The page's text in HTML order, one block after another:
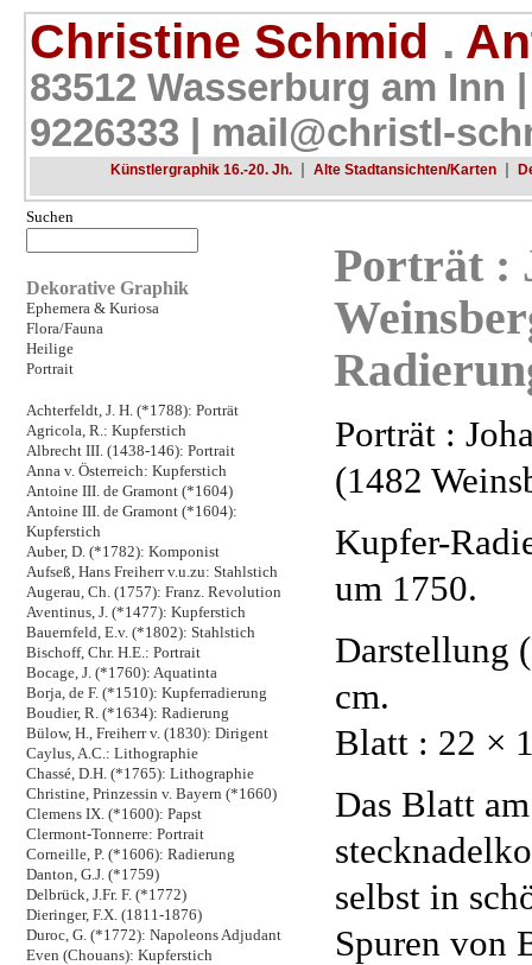
Christine Schmid .
83512 Wasserburg am Inn
9226333 | mail@christl-
Künstlergraphik 16.-20. Jh. | Alte Stadtansichten/Karten |
Suchen
Dekorative Graphik
Ephemera & Kuriosa
Flora/Fauna
Heilige
Portrait
Achterfeldt, J. H. (*1788): Porträt
Agricola, R.: Kupferstich
Albrecht III. (1438-146): Portrait
Anna v. Österreich: Kupferstich
Antoine III. de Gramont (*1604)
Antoine III. de Gramont (*1604):
Kupferstich
Auber, D. (*1782): Komponist
Aufseß, Hans Freiherr v.u.zu: Stahlstich
Augerau, Ch. (1757): Franz. Revolution
Aventinus, J. (*1477): Kupferstich
Bauernfeld, E.v. (*1802): Stahlstich
Bischoff, Chr. H.E.: Portrait
Bocage, J. (*1760): Aquatinta
Borja, de F. (*1510): Kupferradierung
Boudier, R. (*1634): Radierung
Bülow, H., Freiherr v. (1830): Dirigent
Caylus, A.C.: Lithographie
Chassé, D.H. (*1765): Lithographie
Christine, Prinzessin v. Bayern (*1660)
Clemens IX. (*1600): Papst
Clermont-Tonnerre: Portrait
Corneille, P. (*1606): Radierung
Danton, G.J. (*1759)
Delbrück, J.Fr. F. (*1772)
Dieringer, F.X. (1811-1876)
Duroc, G. (*1772): Napoleons Adjudant
Even (Chouans): Kupferstich
Porträt :
Porträt :
(1482
Kupfer-
um 1750.
Darstellung
cm.
Blatt : 22 ×
Das Blatt
selbst in
Spuren von